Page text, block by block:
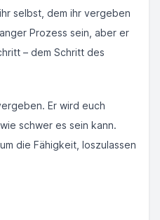
selbst, dem ihr vergeben
Prozess sein, aber er
– dem Schritt des
Er wird euch
schwer es sein kann.
die Fähigkeit, loszulassen